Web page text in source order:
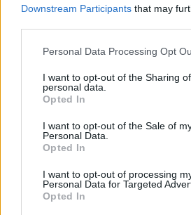
Downstream Participants that may
Please note that this website/app
not limited to your visit or usage
grant or deny consent to Google and
use your data for below specified
consent section.
Personal Data Processing Opt
I want to opt-out of the Sharing
personal data.
Opted In
I want to opt-out of the Sale of
Personal Data.
Opted In
I want to opt-out of processing
Personal Data for Targeted
Opted In
A Dirty Rotten Imbeciles - röviden
máig a műfaj legfontosabb